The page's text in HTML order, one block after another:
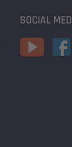
SOCIAL